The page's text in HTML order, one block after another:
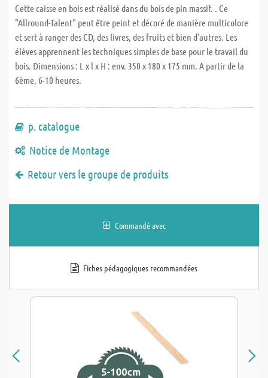
Cette caisse en bois est réalisé dans du bois de pin massif. . Ce
"Allround-Talent" peut être peint et décoré de manière multicolore
et sert à ranger des CD, des livres, des fruits et bien d'autres. Les
élèves apprennent les techniques simples de base pour le travail du
bois. Dimensions : L x l x H : env. 350 x 180 x 175 mm. A partir de la
6ème, 6-10 heures.
p. catalogue
Notice de Montage
Retour vers le groupe de produits
Commandé avec
Fiches pédagogiques recommandées